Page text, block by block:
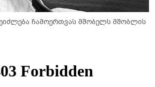
ჩამოერთვას მშობელს მშობლის